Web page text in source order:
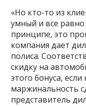
«Но кто-то из
умный и все
принципе, это
компания дает
полиса.
скидку на
этого бонуса,
маржинальность
представитель